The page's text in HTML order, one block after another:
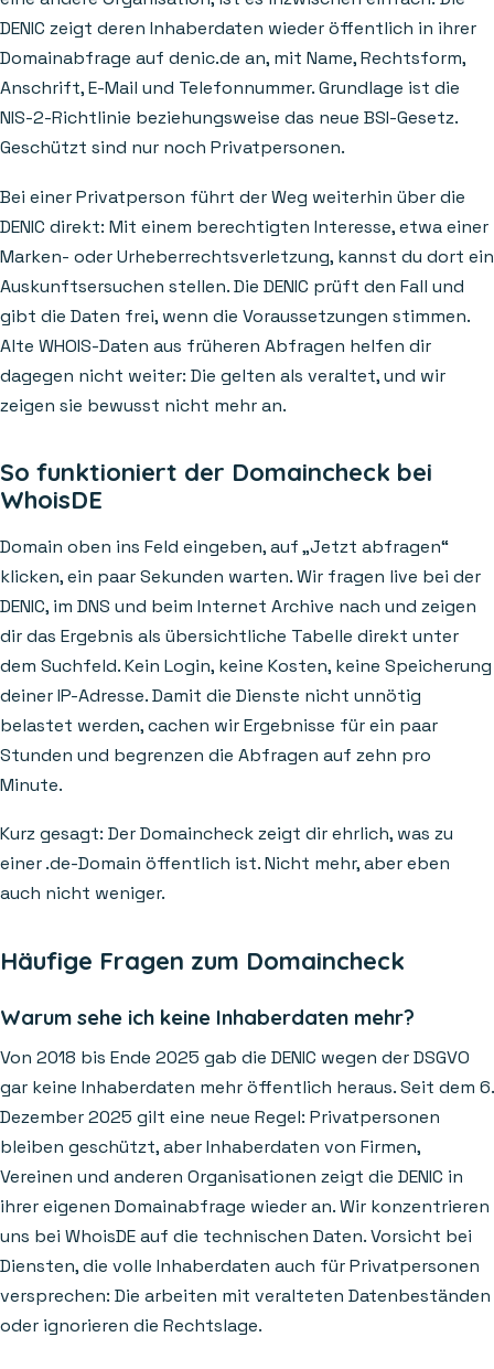
DENIC zeigt deren Inhaberdaten wieder öffentlich in ihrer
Domainabfrage auf denic.de an, mit Name, Rechtsform,
Anschrift, E-Mail und Telefonnummer. Grundlage ist die
NIS-2-Richtlinie beziehungsweise das neue BSI-Gesetz.
Geschützt sind nur noch Privatpersonen.
Bei einer Privatperson führt der Weg weiterhin über die
DENIC direkt: Mit einem berechtigten Interesse, etwa einer
Marken- oder Urheberrechtsverletzung, kannst du dort ein
Auskunftsersuchen stellen. Die DENIC prüft den Fall und
gibt die Daten frei, wenn die Voraussetzungen stimmen.
Alte WHOIS-Daten aus früheren Abfragen helfen dir
dagegen nicht weiter: Die gelten als veraltet, und wir
zeigen sie bewusst nicht mehr an.
So funktioniert der Domaincheck bei
WhoisDE
Domain oben ins Feld eingeben, auf „Jetzt abfragen“
klicken, ein paar Sekunden warten. Wir fragen live bei der
DENIC, im DNS und beim Internet Archive nach und zeigen
dir das Ergebnis als übersichtliche Tabelle direkt unter
dem Suchfeld. Kein Login, keine Kosten, keine Speicherung
deiner IP-Adresse. Damit die Dienste nicht unnötig
belastet werden, cachen wir Ergebnisse für ein paar
Stunden und begrenzen die Abfragen auf zehn pro
Minute.
Kurz gesagt: Der Domaincheck zeigt dir ehrlich, was zu
einer .de-Domain öffentlich ist. Nicht mehr, aber eben
auch nicht weniger.
Häufige Fragen zum Domaincheck
Warum sehe ich keine Inhaberdaten mehr?
Von 2018 bis Ende 2025 gab die DENIC wegen der DSGVO
gar keine Inhaberdaten mehr öffentlich heraus. Seit dem 6.
Dezember 2025 gilt eine neue Regel: Privatpersonen
bleiben geschützt, aber Inhaberdaten von Firmen,
Vereinen und anderen Organisationen zeigt die DENIC in
ihrer eigenen Domainabfrage wieder an. Wir konzentrieren
uns bei WhoisDE auf die technischen Daten. Vorsicht bei
Diensten, die volle Inhaberdaten auch für Privatpersonen
versprechen: Die arbeiten mit veralteten Datenbeständen
oder ignorieren die Rechtslage.